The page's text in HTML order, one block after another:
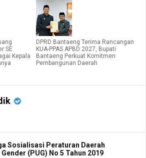
SE
Kepala
DPRD Bantaeng Terima Rancangan
KUA-PPAS APBD 2027, Bupati
Bantaeng Perkuat Komitmen
Pembangunan Daerah
Sosialisasi Peraturan Daerah
(PUG) No 5 Tahun 2019